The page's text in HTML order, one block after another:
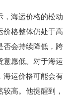
，海运价格的松动
价格整体仍处于高
否会持续降低，跨
意愿低。对于海运
海运价格可能会有
高。他提醒到，